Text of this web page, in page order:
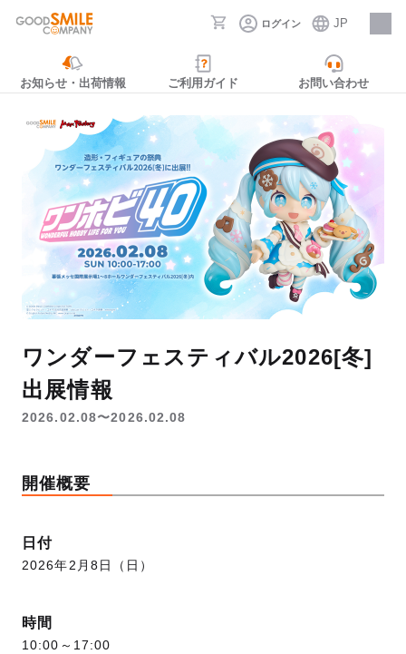
ログイン JP
採用情報
お知らせ・出荷情報 ご利用ガイド お問い合わせ
ワンダーフェスティバル2026[冬]
出展情報
2026.02.08〜2026.02.08
開催概要
日付
2026年2月8日（日）
時間
10:00～17:00